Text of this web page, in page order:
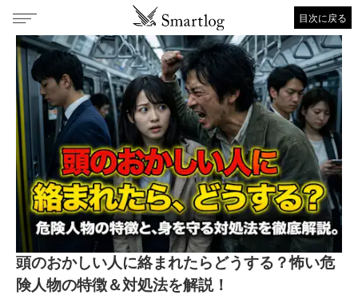
目次に戻る
頭のおかしい人に絡まれたらどうする？怖い危
険人物の特徴＆対処法を解説！